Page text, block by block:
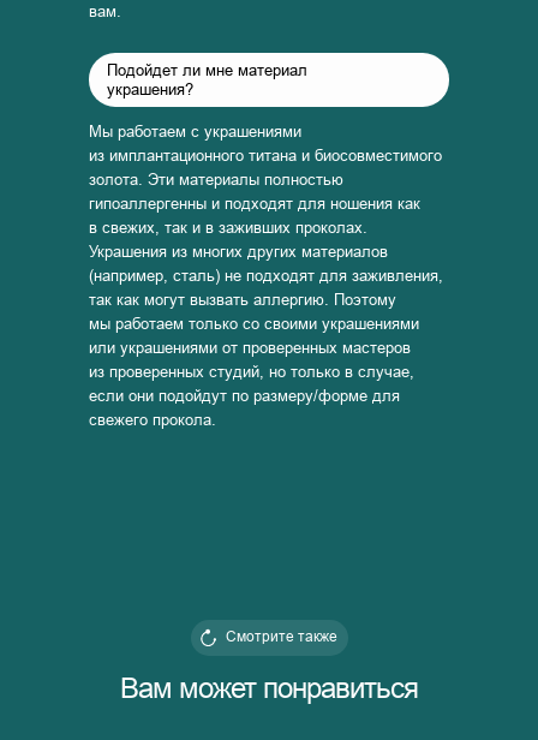
вам.
Подойдет ли мне материал
украшения?
Мы работаем с украшениями
из имплантационного титана и биосовместимого
золота. Эти материалы полностью
гипоаллергенны и подходят для ношения как
в свежих, так и в заживших проколах.
Украшения из многих других материалов
(например, сталь) не подходят для заживления,
так как могут вызвать аллергию. Поэтому
мы работаем только со своими украшениями
или украшениями от проверенных мастеров
из проверенных студий, но только в случае,
если они подойдут по размеру/форме для
свежего прокола.
Вам может понравиться
Смотрите также